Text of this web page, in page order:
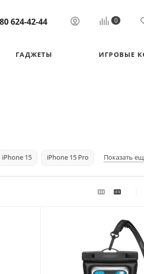
624-42-44 0
ГАДЖЕТЫ ИГРОВЫЕ
iPhone 15 iPhone 15 Pro Показать